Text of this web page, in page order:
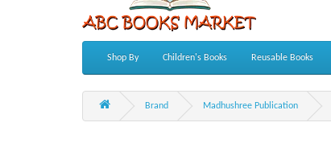
Shop By Children's Books Reusable Books
Brand Madhushree Publication